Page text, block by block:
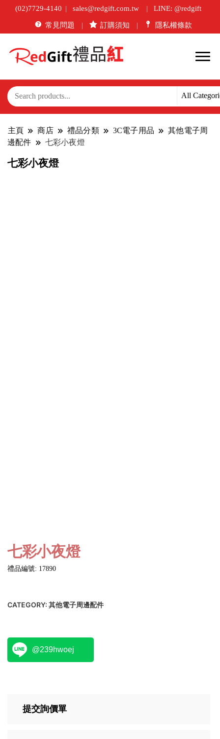
(02)7729-4140 sales@redgift.com.tw LINE: @redgift
常見問題 訂購須知 隱私權條款
主頁 商店 禮品分類 3C電子用品
其他電子周
邊配件
七彩小夜燈
七彩小夜燈
七彩小夜燈
禮品編號: 17890
CATEGORY: 其他電子周邊配件
@239hwoej
提交詢價單